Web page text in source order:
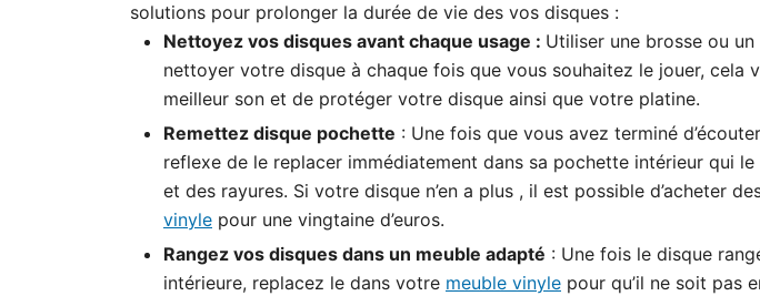
solutions pour prolonger la durée de vie des vos disques :
Nettoyez vos disques avant chaque usage : Utiliser une brosse ou
nettoyer votre disque à chaque fois que vous souhaitez le jouer, cela
meilleur son et de protéger votre disque ainsi que votre platine.
Remettez disque pochette : Une fois que vous avez terminé
reflexe de le replacer immédiatement dans sa pochette intérieur qui
et des rayures. Si votre disque n’en a plus , il est possible d’acheter
vinyle pour une vingtaine d’euros.
Rangez vos disques dans un meuble adapté : Une fois le disque
intérieure, replacez le dans votre meuble vinyle pour qu’il ne soit pas